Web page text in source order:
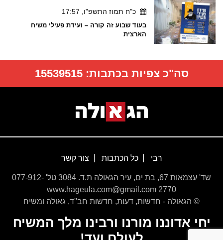
כ"ח תמוז התשפ"ו, 17:57
בעוד שבוע זה קורה – ועידת פעילי משיח
הארצית
סה"כ צפיות בכתבות:15539515
רבי כל הכתבות צור קשר
שד' עצמאות 67, בת ים, עיר הגאולה ת.ד. 3084 טל' 077-912-
2770 www.hageula.com@gmail.com
© הגאולה - חדשות, דעות, חדשות חב''ד, גאולה ומשיח
יחי אדוננו מורנו ורבינו מלך המשיח